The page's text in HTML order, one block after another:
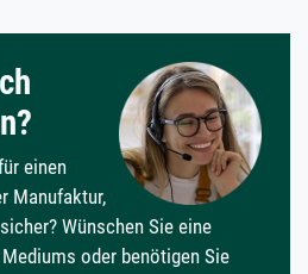
einen
Manufaktur,
Wünschen Sie eine
oder benötigen Sie